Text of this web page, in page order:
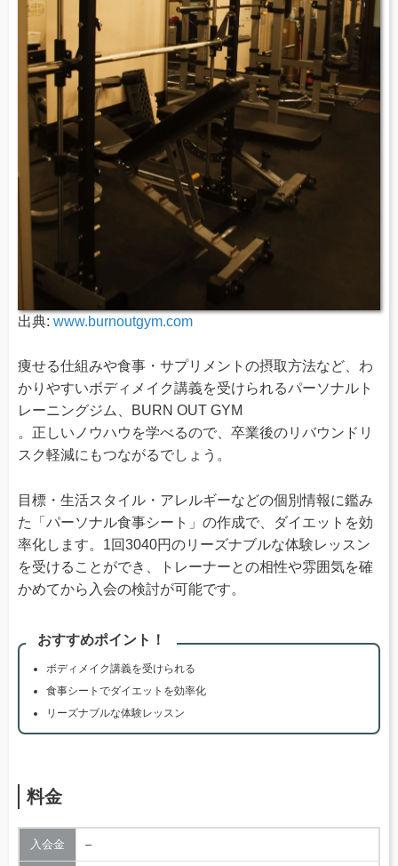
出典: www.burnoutgym.com
痩せる仕組みや食事・サプリメントの摂取方法など、わ
かりやすいボディメイク講義を受けられるパーソナルト
レーニングジム、BURN OUT GYM
。正しいノウハウを学べるので、卒業後のリバウンドリ
スク軽減にもつながるでしょう。
目標・生活スタイル・アレルギーなどの個別情報に鑑み
た「パーソナル食事シート」の作成で、ダイエットを効
率化します。1回3040円のリーズナブルな体験レッスン
を受けることができ、トレーナーとの相性や雰囲気を確
かめてから入会の検討が可能です。
おすすめポイント！
ボディメイク講義を受けられる
食事シートでダイエットを効率化
リーズナブルな体験レッスン
料金
入会金 –